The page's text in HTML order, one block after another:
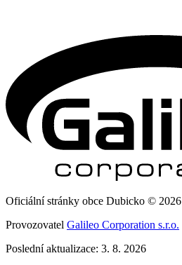
Oficiální stránky obce Dubicko © 2026
Provozovatel Galileo Corporation s.r.o.
Poslední aktualizace: 3. 8. 2026